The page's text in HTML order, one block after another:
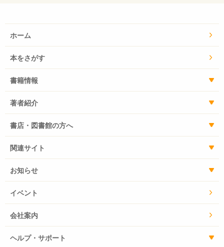
ホーム
本をさがす
書籍情報
著者紹介
書店・図書館の方へ
関連サイト
お知らせ
イベント
会社案内
ヘルプ・サポート